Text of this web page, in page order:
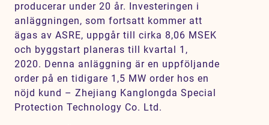
SV EN
producerar under 20 år. Investeringen i
anläggningen, som fortsatt kommer att
ägas av ASRE, uppgår till cirka 8,06 MSEK
och byggstart planeras till kvartal 1,
2020. Denna anläggning är en uppföljande
order på en tidigare 1,5 MW order hos en
nöjd kund – Zhejiang Kanglongda Special
Protection Technology Co. Ltd.